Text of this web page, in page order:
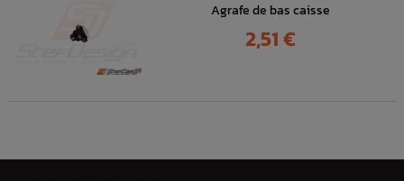
Agrafe de bas caisse
Prix
2,51 €